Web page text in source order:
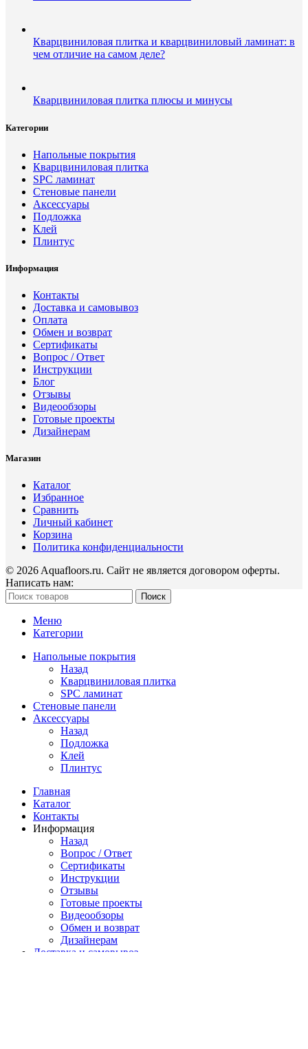
Кварцвиниловая плитка и кварцвиниловый ламинат: в
чем отличие на самом деле?
Кварцвиниловая плитка плюсы и минусы
Категории
Напольные покрытия
Кварцвиниловая плитка
SPC ламинат
Стеновые панели
Аксессуары
Подложка
Клей
Плинтус
Информация
Контакты
Доставка и самовывоз
Оплата
Обмен и возврат
Сертификаты
Вопрос / Ответ
Инструкции
Блог
Отзывы
Видеообзоры
Готовые проекты
Дизайнерам
Магазин
Каталог
Избранное
Сравнить
Личный кабинет
Корзина
Политика конфиденциальности
© 2026 Aquafloors.ru. Сайт не является договором оферты.
Написать нам:
Поиск
Меню
Категории
Напольные покрытия
Назад
Кварцвиниловая плитка
SPC ламинат
Стеновые панели
Аксессуары
Назад
Подложка
Клей
Плинтус
Главная
Каталог
Контакты
Информация
Назад
Вопрос / Ответ
Сертификаты
Инструкции
Отзывы
Готовые проекты
Видеообзоры
Обмен и возврат
Дизайнерам
Доставка и самовывоз